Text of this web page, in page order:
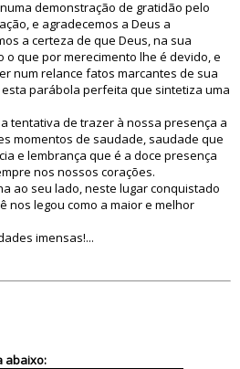
demonstração de gratidão pelo
e agradecemos a Deus a
a certeza de que Deus, na sua
que por merecimento lhe é devido, e
num relance fatos marcantes de sua
parábola perfeita que sintetiza uma
tentativa de trazer à nossa presença a
momentos de saudade, saudade que
e lembrança que é a doce presença
nos nossos corações.
ao seu lado, neste lugar conquistado
nos legou como a maior e melhor
imensas!...
abaixo: